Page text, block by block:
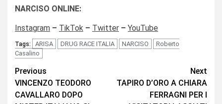
NARCISO ONLINE:
Instagram – TikTok – Twitter – YouTube
Tags: ARISA DRUG RACE ITALIA NARCISO
Roberto
Casalino
Continue
Reading
Previous
VINCENZO TEODORO
CAVALLARO DOPO
Next
TAPIRO D’ORO A CHIARA
FERRAGNI PER I